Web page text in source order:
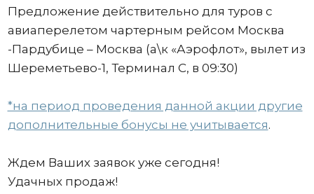
Предложение действительно для туров с
авиаперелетом чартерным рейсом Москва
-Пардубице – Москва (а\к «Аэрофлот», вылет из
Шереметьево-1, Терминал С, в 09:30)
*на период проведения данной акции другие
дополнительные бонусы не учитывается.
Ждем Ваших заявок уже сегодня!
Удачных продаж!